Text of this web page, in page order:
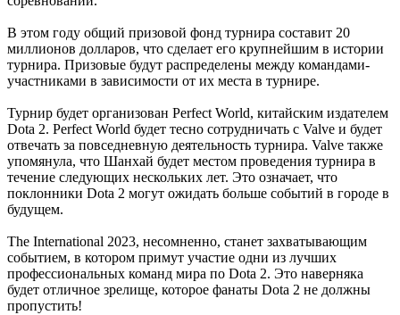
Boycenunse:Добавьте пожалуйста саундтрек из игры NFS
Mifman:Добро пожаловать на игровой сайт mifman.ru
Делитесь играми с друзьями и добавляйте сайт в избранное.
В этом чате Вы можете общаться. Пишите свои отзывы и
комментарии к играм.
В этом году общий призовой фонд турнира составит 20
миллионов долларов, что сделает его крупнейшим в истории
турнира. Призовые будут распределены между командами-
участниками в зависимости от их места в турнире.
Турнир будет организован Perfect World, китайским издателем
Dota 2. Perfect World будет тесно сотрудничать с Valve и будет
отвечать за повседневную деятельность турнира. Valve также
упомянула, что Шанхай будет местом проведения турнира в
течение следующих нескольких лет. Это означает, что
поклонники Dota 2 могут ожидать больше событий в городе в
будущем.
The International 2023, несомненно, станет захватывающим
событием, в котором примут участие одни из лучших
профессиональных команд мира по Dota 2. Это наверняка
будет отличное зрелище, которое фанаты Dota 2 не должны
пропустить!